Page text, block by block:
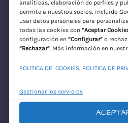
analíticas, elaboración de perfiles y
permite a nuestros socios, incluido
usar datos personales para
todas las cookies con “Aceptar
configuración en “Configurar”o
“Rechazar”. Más información en
POLITICA DE COOKIES, POLITICA DE
Gestionar los servicios
Discreto en España
Acceder